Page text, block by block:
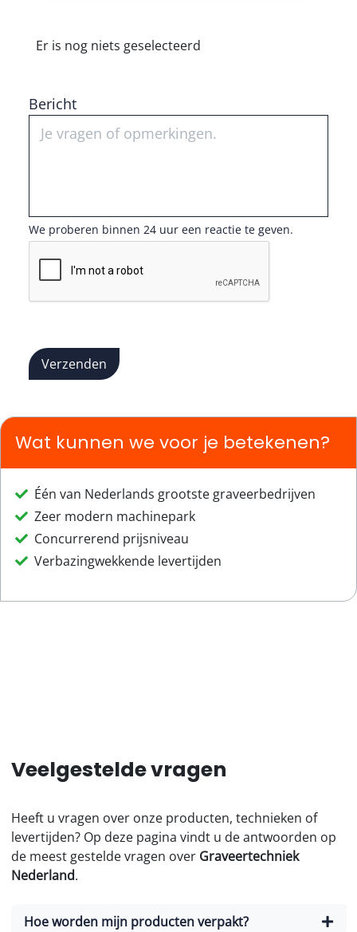
Er is nog niets geselecteerd
Bericht
We proberen binnen 24 uur een reactie te geven.
Verzenden
Wat kunnen we voor je betekenen?
Één van Nederlands grootste graveerbedrijven
Zeer modern machinepark
Concurrerend prijsniveau
Verbazingwekkende levertijden
Veelgestelde vragen
Heeft u vragen over onze producten, technieken of
levertijden? Op deze pagina vindt u de antwoorden op
de meest gestelde vragen over Graveertechniek
Nederland.
Hoe worden mijn producten verpakt?